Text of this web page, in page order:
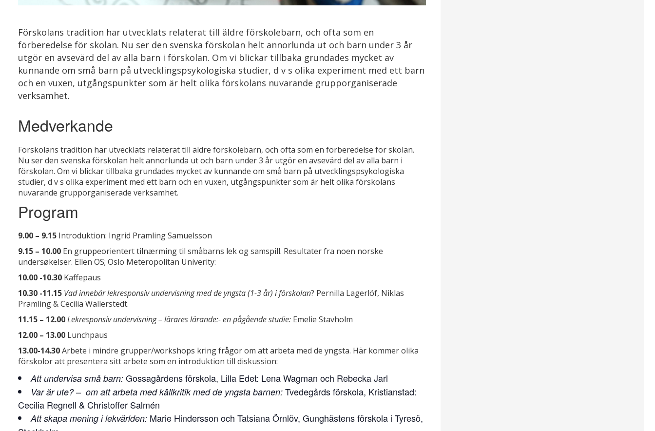
Förskolans tradition har utvecklats relaterat till äldre förskolebarn, och ofta som en
förberedelse för skolan. Nu ser den svenska förskolan helt annorlunda ut och barn under 3 år
utgör en avsevärd del av alla barn i förskolan. Om vi blickar tillbaka grundades mycket av
kunnande om små barn på utvecklingspsykologiska studier, d v s olika experiment med ett barn
och en vuxen, utgångspunkter som är helt olika förskolans nuvarande grupporganiserade
verksamhet.
Medverkande
Förskolans tradition har utvecklats relaterat till äldre förskolebarn, och ofta som en förberedelse för skolan.
Nu ser den svenska förskolan helt annorlunda ut och barn under 3 år utgör en avsevärd del av alla barn i
förskolan. Om vi blickar tillbaka grundades mycket av kunnande om små barn på utvecklingspsykologiska
studier, d v s olika experiment med ett barn och en vuxen, utgångspunkter som är helt olika förskolans
nuvarande grupporganiserade verksamhet.
Program
9.00 – 9.15 Introduktion: Ingrid Pramling Samuelsson
9.15 – 10.00 En gruppeorientert tilnærming til småbarns lek og samspill. Resultater fra noen norske
undersøkelser. Ellen OS; Oslo Meteropolitan Univerity:
10.00 -10.30 Kaffepaus
10.30 -11.15 Vad innebär lekresponsiv undervisning med de yngsta (1-3 år) i förskolan? Pernilla Lagerlöf, Niklas
Pramling & Cecilia Wallerstedt.
11.15 – 12.00Lekresponsiv undervisning – lärares lärande:- en pågående studie: Emelie Stavholm
12.00 – 13.00 Lunchpaus
13.00-14.30Arbete i mindre grupper/workshops kring frågor om att arbeta med de yngsta. Här kommer olika
förskolor att presentera sitt arbete som en introduktion till diskussion:
Att undervisa små barn: Gossagårdens förskola, Lilla Edet: Lena Wagman och Rebecka Jarl
Var är ute? – om att arbeta med källkritik med de yngsta barnen: Tvedegårds förskola, Kristianstad:
Cecilia Regnell & Christoffer Salmén
Att skapa mening i lekvärlden: Marie Hindersson och Tatsiana Örnlöv, Gunghästens förskola i Tyresö,